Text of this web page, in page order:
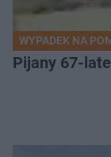
WYPADEK NA
Pijany 67-